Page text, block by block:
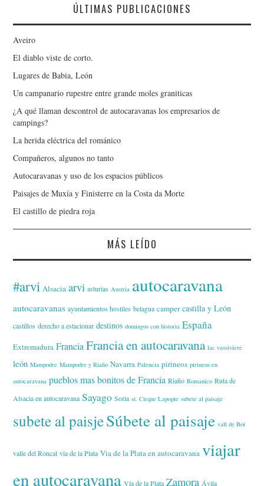
ÚLTIMAS PUBLICACIONES
Aveiro
El diablo viste de corto.
Lugares de Babia, León
Un campanario rupestre entre grande moles graniticas
¿A qué llaman descontrol de autocaravanas los empresarios de
campings?
La herida eléctrica del románico
Compañeros, algunos no tanto
Autocaravanas y uso de los espacios públicos
Paisajes de Muxía y Finisterre en la Costa da Morte
El castillo de piedra roja
MÁS LEÍDO
#arvi Alsacia arvi asturias Austria autocaravana
autocaravanas ayuntamientos hostiles belagua camper castilla y León
castillos derecho a estacionar destinos domingos con historia España
Extremadura Francia Francia en autocaravana lac vassiviere
león Mampodre Mampodre y Riaño Navarra Palencia pirineos pirineos en
autocaravana pueblos mas bonitos de Francia Riaño Romanico Ruta de
Alsacia en autocaravana Sayago Soria st. Cirque Lapopie subete al paisaje
subete al paisjeSúbete al paisaje vall de Boí
valle del Roncal via de la Plata Via de la Plata en autocaravana viajar
en autocaravana Vía de la Plata Zamora Ávila